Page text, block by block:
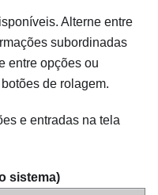
Alterne entre
subordinadas
entre opções ou
de rolagem.
e entradas na tela
sistema)